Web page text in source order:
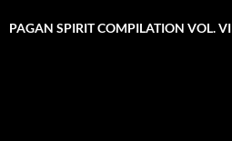
PAGAN SPIRIT COMPILATION VOL. VI